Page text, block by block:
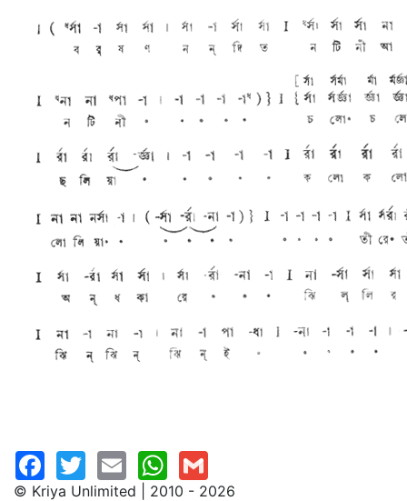
© Kriya Unlimited | 2010 - 2026